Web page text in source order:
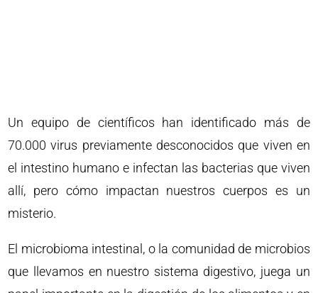
Un equipo de científicos han identificado más de
70.000 virus previamente desconocidos que viven en
el intestino humano e infectan las bacterias que viven
allí, pero cómo impactan nuestros cuerpos es un
misterio.
El microbioma intestinal, o la comunidad de microbios
que llevamos en nuestro sistema digestivo, juega un